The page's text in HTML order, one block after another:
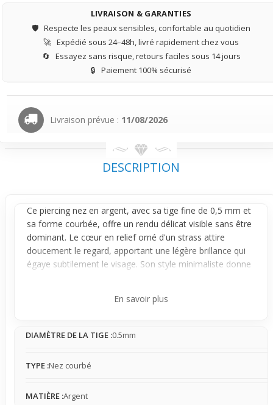
LIVRAISON & GARANTIES
🛡️ Respecte les peaux sensibles, confortable au quotidien
🚀 Expédié sous 24–48h, livré rapidement chez vous
🔄 Essayez sans risque, retours faciles sous 14 jours
🔒 Paiement 100% sécurisé
Livraison prévue : 11/08/2026
DESCRIPTION
Ce piercing nez en argent, avec sa tige fine de 0,5 mm et
sa forme courbée, offre un rendu délicat visible sans être
dominant. Le cœur en relief orné d'un strass attire
doucement le regard, apportant une légère brillance qui
égaye subtilement le visage. Son style minimaliste donne
porte avec simplicité. Sa tige courbée assure une bonne
sensation légère qui peut facilement se faire oublier. Il
bijou signifie qu’il peut interagir légèrement avec la peau
En savoir plus
DIAMÈTRE DE LA TIGE :0.5mm
TYPE :Nez courbé
MATIÈRE :Argent